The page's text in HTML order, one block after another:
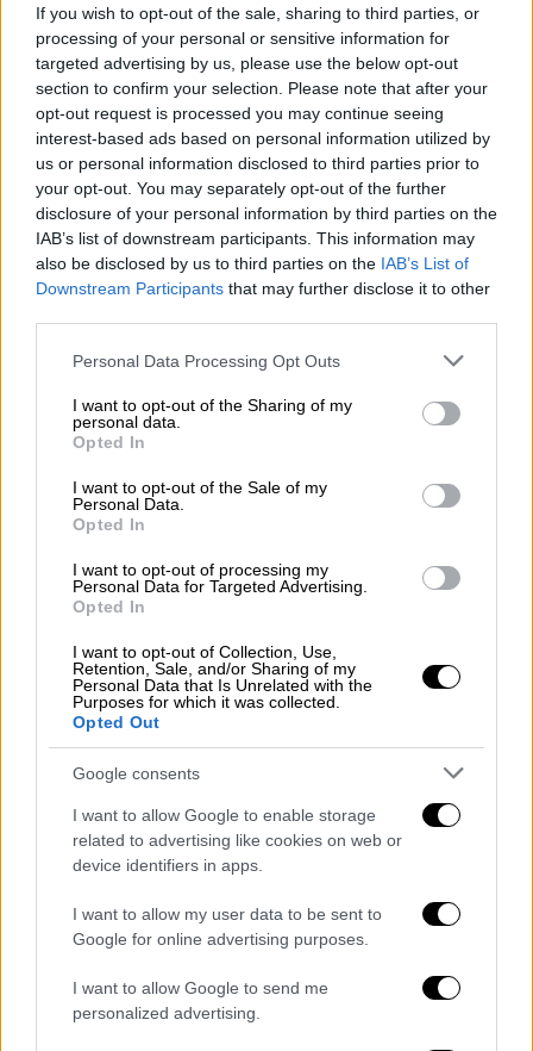
If you wish to opt-out of the sale, sharing to third parties, or
processing of your personal or sensitive information for
targeted advertising by us, please use the below opt-out
section to confirm your selection. Please note that after your
opt-out request is processed you may continue seeing
interest-based ads based on personal information utilized by
us or personal information disclosed to third parties prior to
your opt-out. You may separately opt-out of the further
disclosure of your personal information by third parties on the
IAB’s list of downstream participants. This information may
also be disclosed by us to third parties on the IAB’s List of
Downstream Participants that may further disclose it to other
Please note that this website/app uses one or more Google
not limited to your visit or usage behaviour. You may click to
grant or deny consent to Google and its third-party tags to
use your data for below specified purposes in below Google
consent section.
Personal Data Processing Opt Outs
I want to opt-out of the Sharing of my
personal data.
Opted In
I want to opt-out of the Sale of my
Personal Data.
Opted In
I want to opt-out of processing my
Personal Data for Targeted Advertising.
Opted In
I want to opt-out of Collection, Use,
Retention, Sale, and/or Sharing of my
Personal Data that Is Unrelated with the
Purposes for which it was collected.
Opted Out
Google consents
I want to allow Google to enable storage
related to advertising like cookies on web or
device identifiers in apps.
I want to allow my user data to be sent to
Google for online advertising purposes.
I want to allow Google to send me
personalized advertising.
και ενθαρρύνουν τη συμμετοχή όλων, με
πυροτεχνήματα και βεγγαλικά,χορεύοντας
στους δρόμους. Μάλιστα, τα πυροτεχνήματα
είναι ραμμένα πάνω στο «torito»- το ένδυμα
σε σχήμα ταύρου, το οποίο φοράνε στην
πλάτη τους.
ΔΙΑΒΑΣΤΕ ΕΠΙΣΗΣ
Κόσμος|27.12.2021 13:03
Πέθανε η δικηγόρος που κέρδισε την
ιστορική δίκη «Roe v. Wade» για τις
Κόσμος
Ως αγνοούμενη αντιμετωπίζει τη
μικρή Μαντλίν η Σκότλαντ Γιαρντ -
Κόσμος|26.12.2021 19:53
Παγκόσμια υπόκλιση στον ηγέτη του
αγώνα κατά του απαρτχάιντ,
Ντέσμοντ Τούτου
Κόσμος|26.12.2021 10:03
«Ήταν πλάκα» λέει τώρα ο
Αμερικανός που έβρισε on air τον Τζο
Μπάιντεν
Κόσμος|26.12.2021 03:30
Το φως και την ενότητα απέναντι
στην πανδημία κάλεσε τους